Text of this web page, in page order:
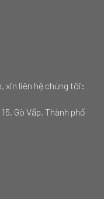
xin liên hệ chúng tôi:
Gò Vấp, Thành phố